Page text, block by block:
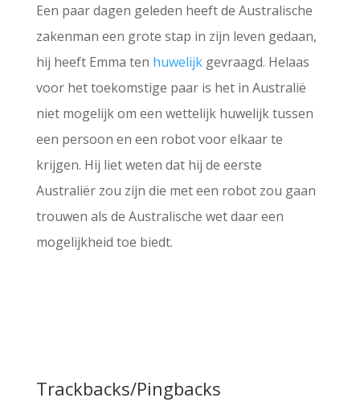
Een paar dagen geleden heeft de Australische
zakenman een grote stap in zijn leven gedaan,
hij heeft Emma ten huwelijkgevraagd. Helaas
voor het toekomstige paar is het in Australië
niet mogelijk om een wettelijk huwelijk tussen
een persoon en een robot voor elkaar te
krijgen. Hij liet weten dat hij de eerste
Australiër zou zijn die met een robot zou gaan
trouwen als de Australische wet daar een
mogelijkheid toe biedt.
Trackbacks/Pingbacks